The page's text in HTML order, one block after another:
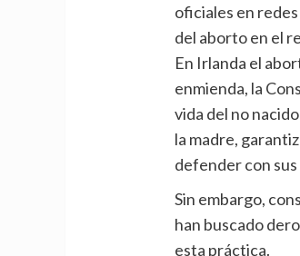
oficiales en
del aborto en el
En Irlanda el
enmienda, la
vida del no
la madre,
defender con
Sin embargo,
han buscado
esta práctica.